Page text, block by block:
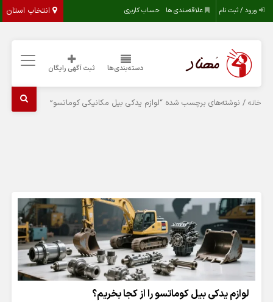
انتخاب استان ورود / ثبت نام علاقه‌مندی ها حساب کاربری
دسته‌بندی‌ها ثبت آگهی رایگان
خانه / نوشته‌های برچسب شده “لوازم یدکی بیل مکانیکی کوماتسو”
لوازم یدکی بیل کوماتسو را از کجا بخریم؟